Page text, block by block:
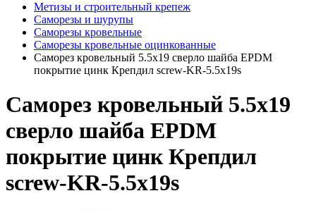
Метизы и строительный крепеж
Саморезы и шурупы
Саморезы кровельные
Саморезы кровельные оцинкованные
Саморез кровельный 5.5х19 сверло шайба EPDM
покрытие цинк Крепдил screw-KR-5.5х19s
Саморез кровельный 5.5х19
сверло шайба EPDM
покрытие цинк Крепдил
screw-KR-5.5х19s